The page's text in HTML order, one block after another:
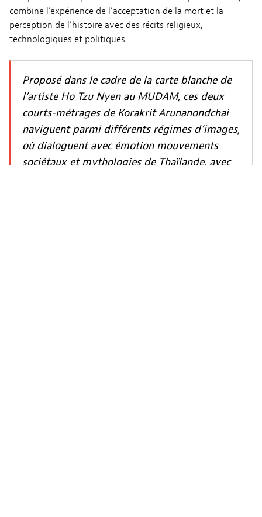
combine l’expérience de l’acceptation de la mort et la
perception de l’histoire avec des récits religieux,
technologiques et politiques.
Proposé dans le cadre de la carte blanche de
l’artiste Ho Tzu Nyen au MUDAM, ces deux
courts-métrages de Korakrit Arunanondchai
naviguent parmi différents régimes d’images,
où dialoguent avec émotion mouvements
sociétaux et mythologies de Thaïlande, avec